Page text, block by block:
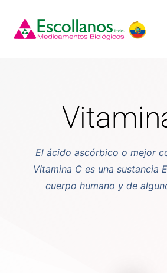
El ácido ascórbico o mejor
Vitamina C es una sustancia
cuerpo humano y de